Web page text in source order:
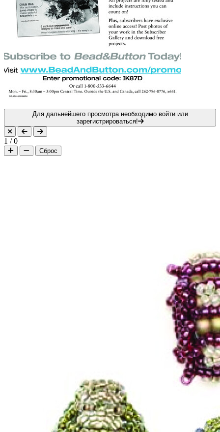
Для дальнейшего просмотра необходимо войти или
зарегистрироваться!
1 /0
Сброс